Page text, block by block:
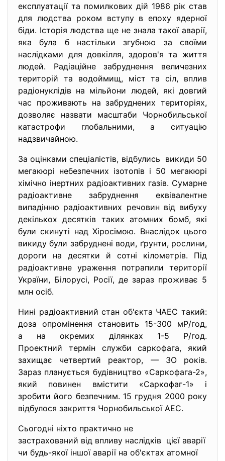
експлуатації та помилкових дій 1986 рік став
для людства роком вступу в епоху ядерної
біди. Історія людства ще не знала такої аварії,
яка була б настільки згубною за своїми
наслідками для довкілля, здоров'я та життя
людей. Радіаційне забруднення величезних
територій та водоймищ, міст та сіл, вплив
радіонуклідів на мільйони людей, які довгий
час проживають на забруднених територіях,
дозволяє назвати масштаби Чорнобильської
катастрофи глобальними, а ситуацію
надзвичайною.
За оцінками спеціалістів, відбулись викиди 50
мегакюрі небезпечних ізотопів і 50 мегакюрі
хімічно інертних радіоактивних газів. Сумарне
радіоактивне забруднення еквівалентне
випадінню радіоактивних речовин від вибуху
декількох десятків таких атомних бомб, які
були скинуті над Хіросімою. Внаслідок цього
викиду були забруднені води, ґрунти, рослини,
дороги на десятки й сотні кілометрів. Під
радіоактивне ураження потрапили території
України, Білорусі, Росії, де зараз проживає 5
млн осіб.
Нині радіоактивний стан об'єкта ЧАЕС такий:
доза опромінення становить 15-300 мР/год,
а на окремих ділянках 1-5 Р/год.
Проектний термін служби саркофага, який
захищає четвертий реактор, — ЗО років.
Зараз планується будівництво «Саркофага-2»,
який повинен вмістити «Саркофаг-1» і
зробити його безпечним. 15 грудня 2000 року
відбулося закриття Чорнобильської АЕС.
Сьогодні ніхто практично не
застрахований від впливу наслідків цієї аварії
чи будь-якої іншої аварії на об'єктах атомної